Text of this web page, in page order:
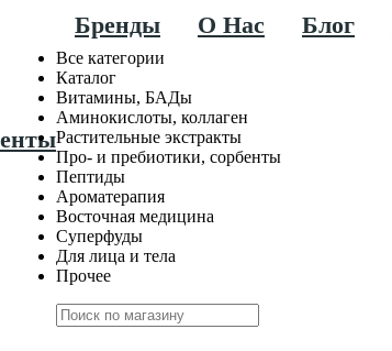
Бренды О Нас Блог
Все категории
Каталог
Витамины, БАДы
Аминокислоты, коллаген
Растительные экстракты
Про- и пребиотики, сорбенты
Пептиды
Ароматерапия
Восточная медицина
Суперфуды
Для лица и тела
Прочее